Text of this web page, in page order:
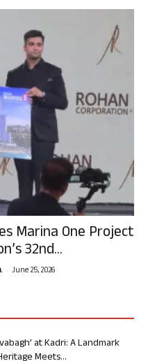
Marina One Project
32nd...
- June 25, 2026
at Kadri: A Landmark